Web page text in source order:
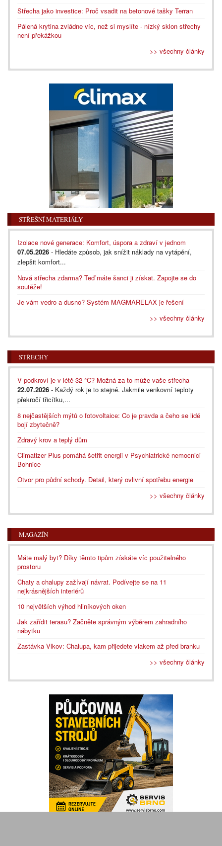
Střecha jako investice: Proč vsadit na betonové tašky Terran
Pálená krytina zvládne víc, než si myslíte - nízký sklon střechy
není překážkou
>> všechny články
STŘEŠNÍ MATERIÁLY
Izolace nové generace: Komfort, úspora a zdraví v jednom
07.05.2026 - Hledáte způsob, jak snížit náklady na vytápění,
zlepšit komfort...
Nová střecha zdarma? Teď máte šanci ji získat. Zapojte se do
soutěže!
Je vám vedro a dusno? Systém MAGMARELAX je řešení
>> všechny články
STŘECHY
V podkroví je v létě 32 °C? Možná za to může vaše střecha
22.07.2026 - Každý rok je to stejné. Jakmile venkovní teploty
překročí třicítku,...
8 nejčastějších mýtů o fotovoltaice: Co je pravda a čeho se lidé
bojí zbytečně?
Zdravý krov a teplý dům
Climatizer Plus pomáhá šetřit energii v Psychiatrické nemocnici
Bohnice
Otvor pro půdní schody. Detail, který ovlivní spotřebu energie
>> všechny články
MAGAZÍN
Máte malý byt? Díky těmto tipům získáte víc použitelného
prostoru
Chaty a chalupy zažívají návrat. Podívejte se na 11
nejkrásnějších interiérů
10 největších výhod hliníkových oken
Jak zařídit terasu? Začněte správným výběrem zahradního
nábytku
Zastávka Vlkov: Chalupa, kam přijedete vlakem až před branku
>> všechny články